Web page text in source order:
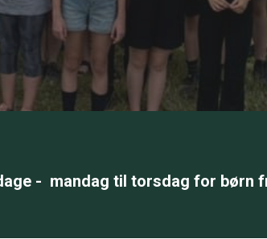
- mandag til torsdag for børn